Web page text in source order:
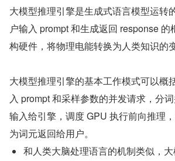
大模型推理引擎是生成式语言模型运转
户输入 prompt 和生成返回 response
构硬件，将物理电能转换为人类知识的
大模型推理引擎的基本工作模式可以概
入 prompt 和采样参数的并发请求，分
输入给引擎，调度 GPU 执行前向推理
为词元返回给用户。
和人类大脑处理语言的机制类似，